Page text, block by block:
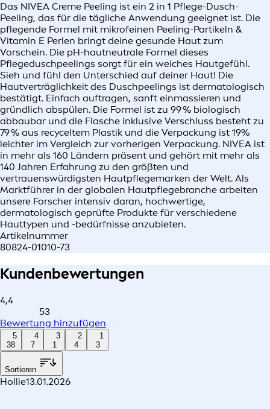
Das NIVEA Creme Peeling ist ein 2 in 1 Pflege-Dusch-
Peeling, das für die tägliche Anwendung geeignet ist. Die
pflegende Formel mit mikrofeinen Peeling-Partikeln &
Vitamin E Perlen bringt deine gesunde Haut zum
Vorschein. Die pH-hautneutrale Formel dieses
Pflegeduschpeelings sorgt für ein weiches Hautgefühl.
Sieh und fühl den Unterschied auf deiner Haut! Die
Hautverträglichkeit des Duschpeelings ist dermatologisch
bestätigt. Einfach auftragen, sanft einmassieren und
gründlich abspülen. Die Formel ist zu 99 % biologisch
abbaubar und die Flasche inklusive Verschluss besteht zu
79 % aus recyceltem Plastik und die Verpackung ist 19%
leichter im Vergleich zur vorherigen Verpackung. NIVEA ist
in mehr als 160 Ländern präsent und gehört mit mehr als
140 Jahren Erfahrung zu den größten und
vertrauenswürdigsten Hautpflegemarken der Welt. Als
Marktführer in der globalen Hautpflegebranche arbeiten
unsere Forscher intensiv daran, hochwertige,
dermatologisch geprüfte Produkte für verschiedene
Hauttypen und -bedürfnisse anzubieten.
Artikelnummer
80824-01010-73
Kundenbewertungen
4,4
53
Bewertung hinzufügen
5
38
4
7
3
1
2
4
1
3
Sortieren
Hollie13.01.2026